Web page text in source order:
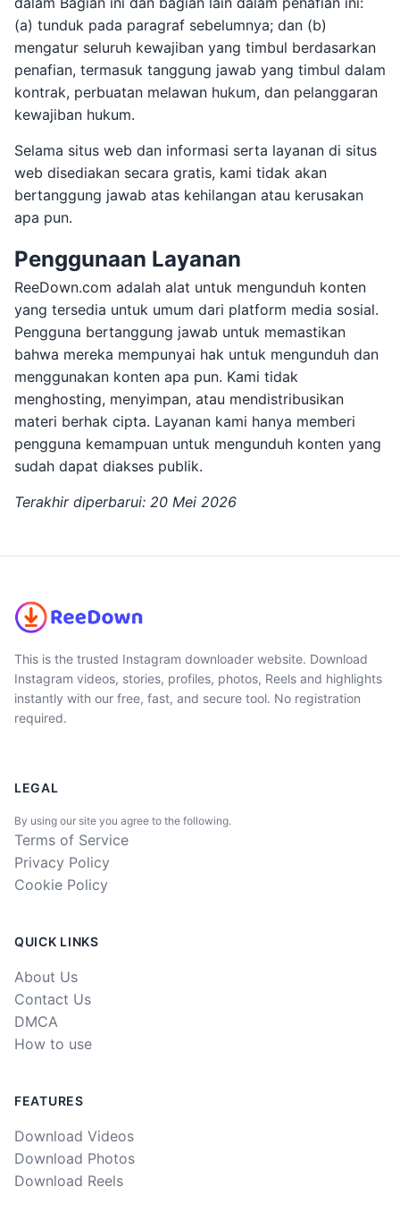
(a) tunduk pada paragraf sebelumnya; dan (b)
mengatur seluruh kewajiban yang timbul berdasarkan
penafian, termasuk tanggung jawab yang timbul dalam
kontrak, perbuatan melawan hukum, dan pelanggaran
kewajiban hukum.
Selama situs web dan informasi serta layanan di situs
web disediakan secara gratis, kami tidak akan
bertanggung jawab atas kehilangan atau kerusakan
apa pun.
Penggunaan Layanan
ReeDown.com adalah alat untuk mengunduh konten
yang tersedia untuk umum dari platform media sosial.
Pengguna bertanggung jawab untuk memastikan
bahwa mereka mempunyai hak untuk mengunduh dan
menggunakan konten apa pun. Kami tidak
menghosting, menyimpan, atau mendistribusikan
materi berhak cipta. Layanan kami hanya memberi
pengguna kemampuan untuk mengunduh konten yang
sudah dapat diakses publik.
Terakhir diperbarui: 20 Mei 2026
This is the trusted Instagram downloader website. Download
Instagram videos, stories, profiles, photos, Reels and highlights
instantly with our free, fast, and secure tool. No registration
required.
LEGAL
By using our site you agree to the following.
Terms of Service
Privacy Policy
Cookie Policy
QUICK LINKS
About Us
Contact Us
DMCA
How to use
FEATURES
Download Videos
Download Photos
Download Reels